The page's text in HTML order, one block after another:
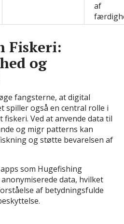
af
Fiskeri:
og
fangsterne, at digital
spiller også en central rolle i
Ved at anvende data til
og migr patterns kan
og støtte bevarelsen af
som Hugefishing
data, hvilket
af betydningsfulde